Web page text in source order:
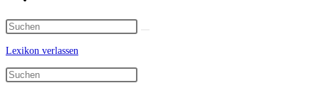
Suche
umschalten
Lexikon verlassen